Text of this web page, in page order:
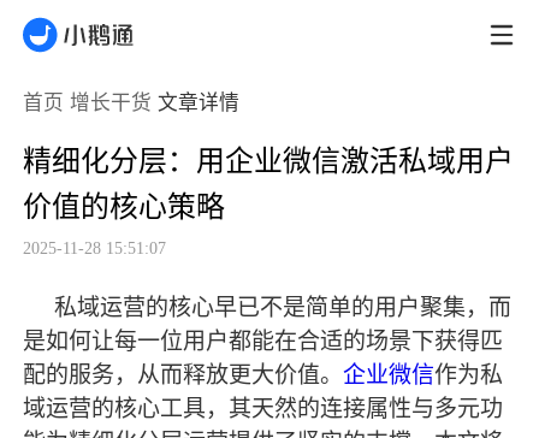
首页 增长干货 文章详情
精细化分层：用企业微信激活私域用户
价值的核心策略
2025-11-28 15:51:07
私域运营的核心早已不是简单的用户聚集，而
是如何让每一位用户都能在合适的场景下获得匹
配的服务，从而释放更大价值。企业微信作为私
域运营的核心工具，其天然的连接属性与多元功